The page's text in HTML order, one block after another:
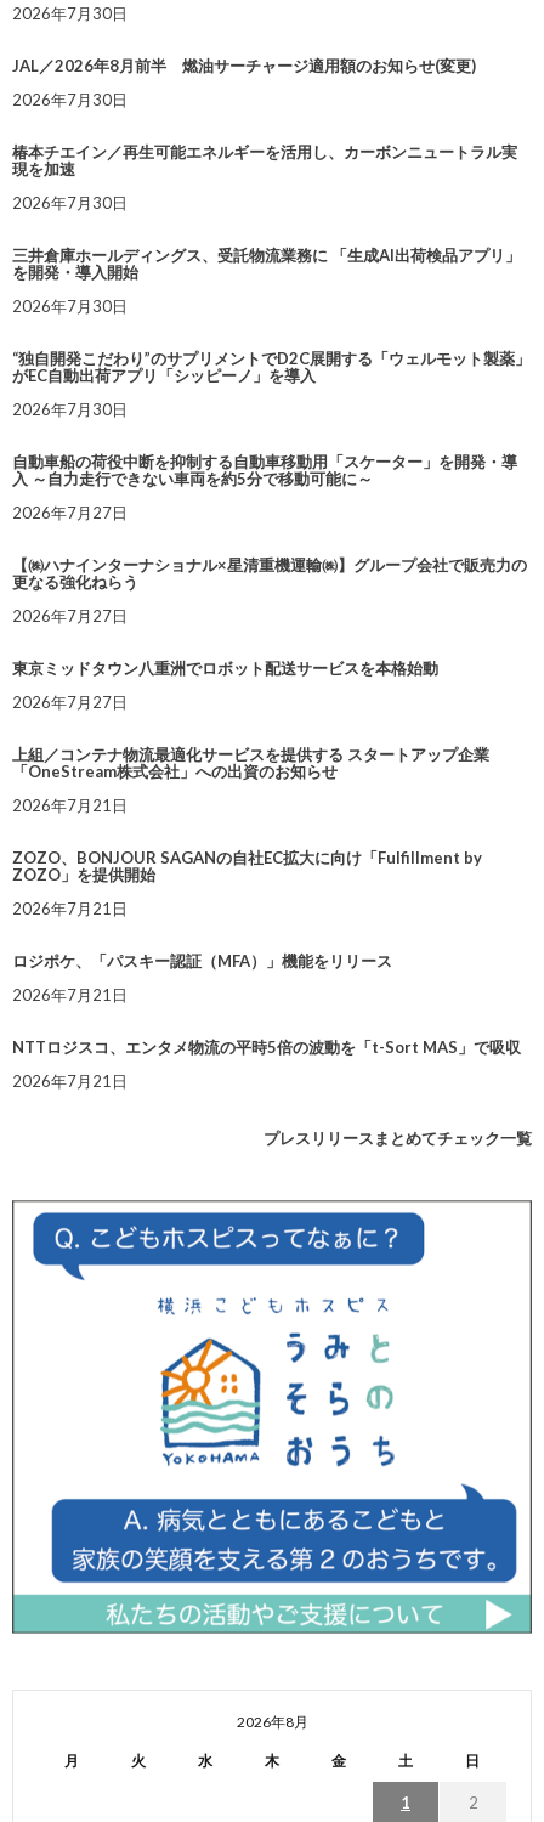
2026年7月30日
JAL／2026年8月前半 燃油サーチャージ適用額のお知らせ(変更)
2026年7月30日
椿本チエイン／再生可能エネルギーを活用し、カーボンニュートラル実
現を加速
2026年7月30日
三井倉庫ホールディングス、受託物流業務に 「生成AI出荷検品アプリ」
を開発・導入開始
2026年7月30日
“独自開発こだわり”のサプリメントでD2C展開する「ウェルモット製薬」
がEC自動出荷アプリ「シッピーノ」を導入
2026年7月30日
自動車船の荷役中断を抑制する自動車移動用「スケーター」を開発・導
入 ～自力走行できない車両を約5分で移動可能に～
2026年7月27日
【㈱ハナインターナショナル×星清重機運輸㈱】グループ会社で販売力の
更なる強化ねらう
2026年7月27日
東京ミッドタウン八重洲でロボット配送サービスを本格始動
2026年7月27日
上組／コンテナ物流最適化サービスを提供する スタートアップ企業
「OneStream株式会社」への出資のお知らせ
2026年7月21日
ZOZO、BONJOUR SAGANの自社EC拡大に向け「Fulfillment by
ZOZO」を提供開始
2026年7月21日
ロジポケ、「パスキー認証（MFA）」機能をリリース
2026年7月21日
NTTロジスコ、エンタメ物流の平時5倍の波動を「t-Sort MAS」で吸収
2026年7月21日
プレスリリースまとめてチェック一覧
2026年8月
月 火 水 木 金 土 日
1 2